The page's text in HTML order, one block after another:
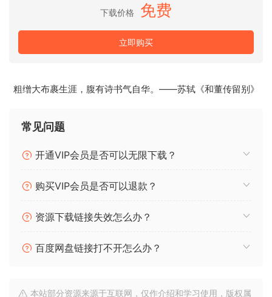
TNT
下载价格 免费
立即购买
粗缯大布裹生涯，腹有诗书气自华。——苏轼《和董传留别》
常见问题
开通VIP会员是否可以无限下载？
购买VIP会员是否可以退款？
资源下载链接失效怎么办？
百度网盘链接打不开怎么办？
本站部分资源来源于互联网，仅作介绍和学习使用，版权属